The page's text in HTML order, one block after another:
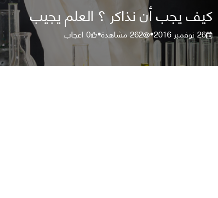
كيف يجب أن نذاكر ؟ العلم يجيب
26 نوفمبر 2016 •
262مشاهدة•
0اعجاب